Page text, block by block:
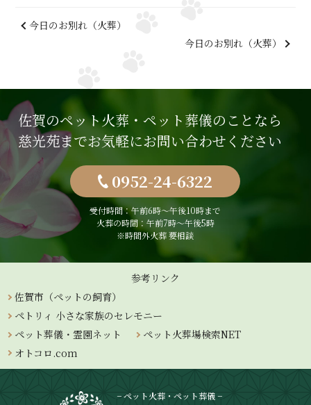
今日のお別れ（火葬）
今日のお別れ（火葬）
佐賀のペット火葬・ペット葬儀のことなら
慈光苑までお気軽にお問い合わせください
0952-24-6322
受付時間：午前6時〜午後10時まで
火葬の時間：午前7時～午後5時
※時間外火葬 要相談
参考リンク
佐賀市（ペットの飼育）
ペトリィ 小さな家族のセレモニー
ペット葬儀・霊園ネット
ペット火葬場検索NET
オトコロ.com
− ペット火葬・ペット葬儀 −